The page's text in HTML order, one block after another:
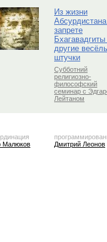
Из жизни
запрете
Бхагавадгиты
другие
штучки
Субботний
религиозно-
философский
семинар с
Лейтаном
Малюков
Дмитрий Леонов